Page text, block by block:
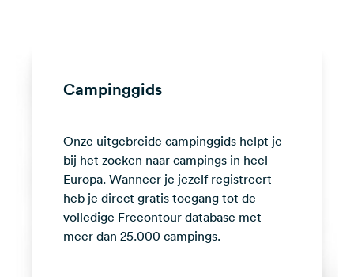
media
Facebook
Instagram
Campinggids
Onze uitgebreide campinggids helpt je
bij het zoeken naar campings in heel
Europa. Wanneer je jezelf registreert
heb je direct gratis toegang tot de
volledige Freeontour database met
meer dan 25.000 campings.